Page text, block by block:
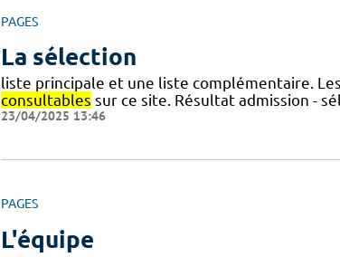
PAGES
La sélection
liste principale et une liste complémentaire.
consultables sur ce site. Résultat admission -
23/04/2025 13:46
PAGES
L'équipe